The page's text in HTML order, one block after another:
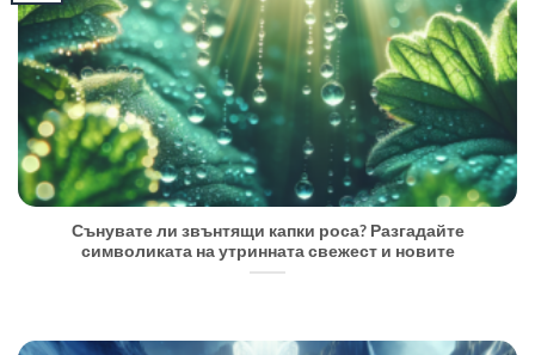
Сънувате ли звънтящи капки роса? Разгадайте
символиката на утринната свежест и новите